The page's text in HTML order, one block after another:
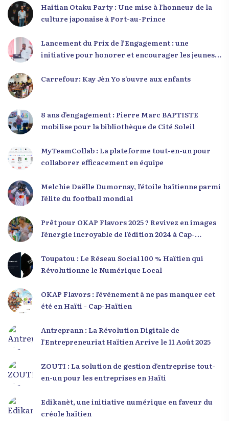
Haitian Otaku Party : Une mise à l’honneur de la
culture japonaise à Port-au-Prince
Lancement du Prix de l’Engagement : une
initiative pour honorer et encourager les jeunes
Carrefour: Kay Jèn Yo s’ouvre aux enfants
8 ans d’engagement : Pierre Marc BAPTISTE
mobilise pour la bibliothèque de Cité Soleil
MyTeamCollab : La plateforme tout-en-un pour
collaborer efficacement en équipe
Melchie Daëlle Dumornay, l’étoile haïtienne parmi
l’élite du football mondial
Prêt pour OKAP Flavors 2025 ? Revivez en images
l’énergie incroyable de l’édition 2024 à Cap-
Toupatou : Le Réseau Social 100 % Haïtien qui
Révolutionne le Numérique Local
OKAP Flavors : l’événement à ne pas manquer cet
été en Haïti - Cap-Haïtien
Antreprann : La Révolution Digitale de
l’Entrepreneuriat Haïtien Arrive le 11 Août 2025
ZOUTI : La solution de gestion d’entreprise tout-
en-un pour les entreprises en Haïti
Edikanèt, une initiative numérique en faveur du
créole haïtien